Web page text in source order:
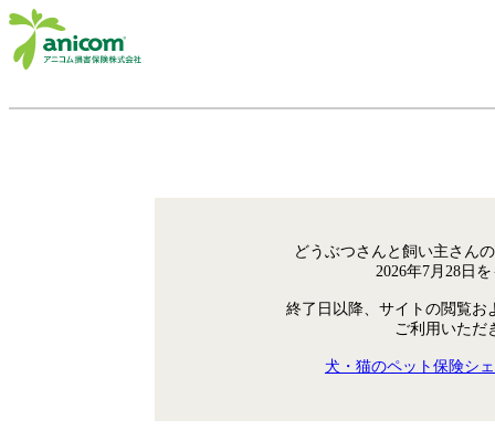
どうぶつさんと飼い主さん
2026年7月28日
終了日以降、サイトの閲覧お
ご利用いただ
犬・猫のペット保険シ